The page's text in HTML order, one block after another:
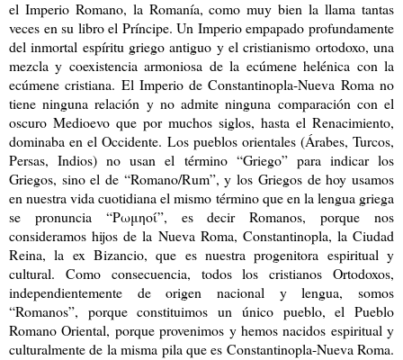
el Imperio Romano, la Romanía, como muy bien la llama tantas
veces en su libro el Príncipe. Un Imperio empapado profundamente
del inmortal espíritu griego antiguo y el cristianismo ortodoxo, una
mezcla y coexistencia armoniosa de la ecúmene helénica con la
ecúmene cristiana. El Imperio de Constantinopla-Nueva Roma no
tiene ninguna relación y no admite ninguna comparación con el
oscuro Medioevo que por muchos siglos, hasta el Renacimiento,
dominaba en el Occidente. Los pueblos orientales (Árabes, Turcos,
Persas, Indios) no usan el término “Griego” para indicar los
Griegos, sino el de “Romano/Rum”, y los Griegos de hoy usamos
en nuestra vida cuotidiana el mismo término que en la lengua griega
se pronuncia “Ρωμηοί”, es decir Romanos, porque nos
consideramos hijos de la Nueva Roma, Constantinopla, la Ciudad
Reina, la ex Bizancio, que es nuestra progenitora espiritual y
cultural. Como consecuencia, todos los cristianos Ortodoxos,
independientemente de origen nacional y lengua, somos
“Romanos”, porque constituimos un único pueblo, el Pueblo
Romano Oriental, porque provenimos y hemos nacidos espiritual y
culturalmente de la misma pila que es Constantinopla-Nueva Roma.